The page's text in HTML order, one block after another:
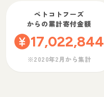
ペトコトフーズ
からの累計寄付金額
17,022,844
※2020年2月から集計